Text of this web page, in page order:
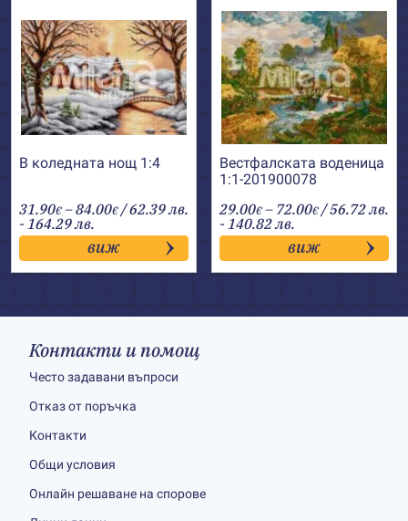
В коледната нощ 1:4
31.90€ –84.00€Price
range:
31.90€
through
84.00€
/ 62.39 лв.
- 164.29 лв.
виж
Вестфалската воденица
1:1-201900078
29.00€ – 72.00€Price
range:
29.00€
through
72.00€
/ 56.72 лв.
- 140.82 лв.
виж
Контакти и помощ
Често задавани въпроси
Отказ от поръчка
Контакти
Общи условия
Онлайн решаване на спорове